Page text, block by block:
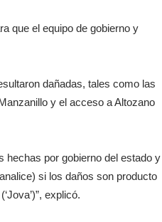
que el equipo de gobierno y
dañadas, tales como las
y el acceso a Altozano
hechas por gobierno del estado y
si los daños son producto
explicó.